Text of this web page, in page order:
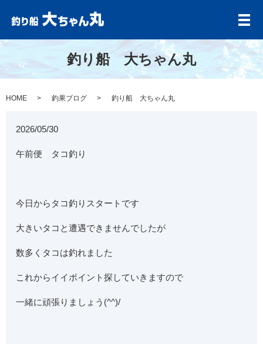
メ
釣り船 大ちゃん丸
HOME 釣果ブログ 釣り船 大ちゃん丸
2026/05/30
午前便 タコ釣り
今日からタコ釣りスタートです
大きいタコと遭遇できませんでしたが
数多くタコは釣れました
これからイイポイント探していきますので
一緒に頑張りましょう(^^)/